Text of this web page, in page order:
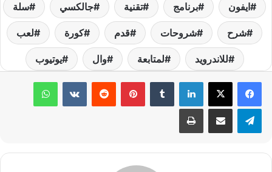
ايفون برنامج تقنية جالكسي سلة
شرح شروحات قدم كورة لعب
للاندرويد لمتابعة وال يوتيوب
لينكدإن بينتيريست